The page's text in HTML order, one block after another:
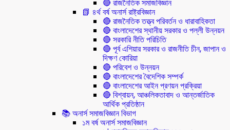
🔴 রাজনৈতিক সমাজবিজ্ঞান
📗 ৪র্থ বর্ষ অনার্স রাষ্ট্রবিজ্ঞান
🔴 রাজনৈতিক তত্ত্ব পরিবর্তন ও ধারাবাহিকতা
🔴 বাংলাদেশের স্থানীয় সরকার ও পল্লী উন্নয়ন
🔴 সরকারি নীতি পরিচিতি
🔴 পূর্ব এশিয়ার সরকার ও রাজনীতি চীন, জাপান ও
দিক্ষণ কোরিয়া
🔴 পরিবেশ ও উন্নয়ন
🔴 বাংলাদেশের বৈদেশিক সম্পর্ক
🔴 বাংলাদেশের আইন প্রণয়ন প্রক্রিয়া
🔴 বিশ্বায়ন, আঞ্চলিকতাবাদ ও আন্তর্জাতিক
আর্থিক প্রতিষ্ঠান
📚 অনার্স সমাজবিজ্ঞান বিভাগ
১ম বর্ষ অনার্স সমাজবিজ্ঞান